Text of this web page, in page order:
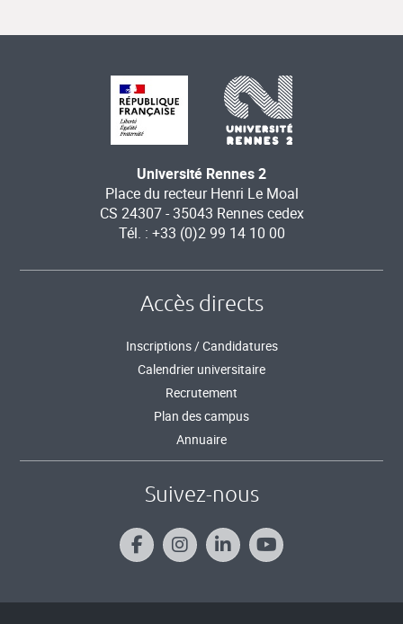
Université Rennes 2
Place du recteur Henri Le Moal
CS 24307 - 35043 Rennes cedex
Tél. : +33 (0)2 99 14 10 00
Accès directs
Inscriptions / Candidatures
Calendrier universitaire
Recrutement
Plan des campus
Annuaire
Suivez-nous